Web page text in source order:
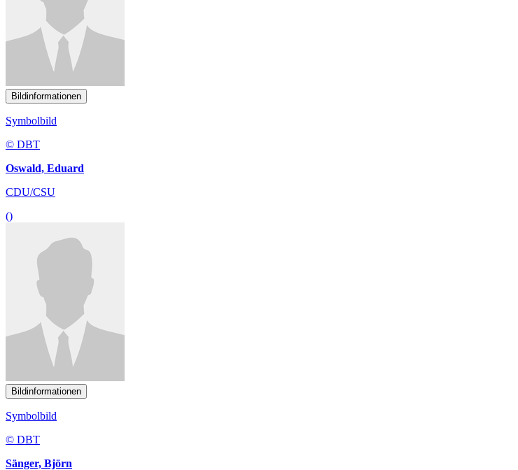
Bildinformationen
Symbolbild
© DBT
Oswald, Eduard
CDU/CSU
()
Bildinformationen
Symbolbild
© DBT
Sänger, Björn